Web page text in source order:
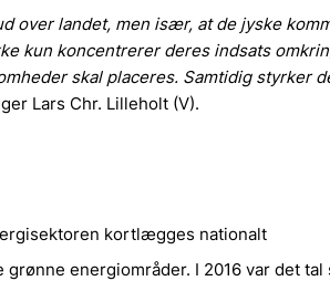
over landet, men især, at de jyske
kun koncentrerer deres indsats
skal placeres. Samtidig styrker
Lars Chr. Lilleholt (V).
kortlægges nationalt
energiområder. I 2016 var det tal